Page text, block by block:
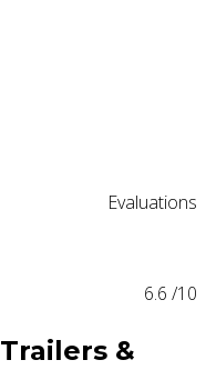
Evaluations
6.6 /10
Trailers &